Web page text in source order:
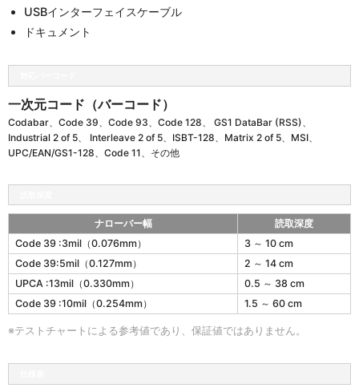
USBインターフェイスケーブル
ドキュメント
一次元コード（バーコード）
Codabar、Code 39、Code 93、Code 128、 GS1 DataBar (RSS)、
Industrial 2 of 5、 Interleave 2 of 5、ISBT-128、Matrix 2 of 5、MSI、
UPC/EAN/GS1-128、Code 11、その他
5
の
読
取
ナローバー幅
読取深度
Code 39 :3mil（0.076mm）
3 ～ 10 cm
Code 39:5mil（0.127mm）
2 ～ 14 cm
UPCA :13mil（0.330mm）
0.5 ～ 38 cm
Code 39 :10mil（0.254mm）
1.5 ～ 60 cm
※テストチャートによる参考値であり、保証値ではありません。